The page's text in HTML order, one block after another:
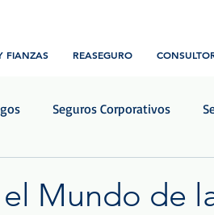
FIANZAS REASEGURO
Seguros Corporativos
y Logística
Mundo de